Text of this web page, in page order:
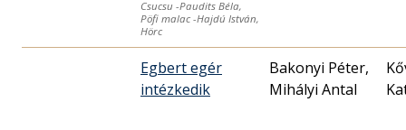
Csucsu -Paudits Béla,
Pöfi malac -Hajdú István,
Hörc
Egbert egér
intézkedik
Bakonyi Péter,
Mihályi Antal